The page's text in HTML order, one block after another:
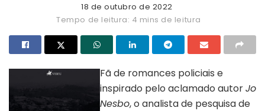
18 de outubro de 2022
Tempo de leitura: 4 mins de leitura
Fã de romances policiais e
inspirado pelo aclamado autorJo
Nesbo, o analista de pesquisa de